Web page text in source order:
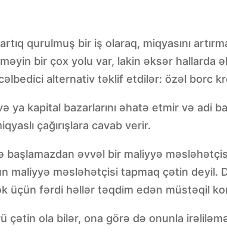
qurulmuş bir iş olaraq, miqyasını
bir çox yolu var, lakin əksər hallarda
alternativ təklif etdilər: özəl borc
ya kapital bazarlarını əhatə etmir və
çağırışlara cavab verir.
əvvəl bir maliyyə
maliyyə məsləhətçisi tapmaq çətin
üçün fərdi həllər təqdim edən müstəqil
çətin ola bilər, ona görə də onunla